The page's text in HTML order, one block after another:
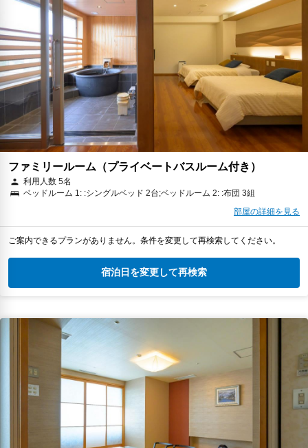
ファミリールーム（プライベートバスルーム付き）
利用人数 5名
ベッドルーム 1: :シングルベッド 2台;ベッドルーム 2: :布団 3組
部屋の詳細を見る
ご案内できるプランがありません。条件を変更して再検索してください。
宿泊日を変更して再検索